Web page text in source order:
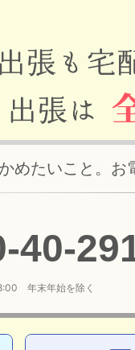
めたいこと。お
-40-
年末年始を除く